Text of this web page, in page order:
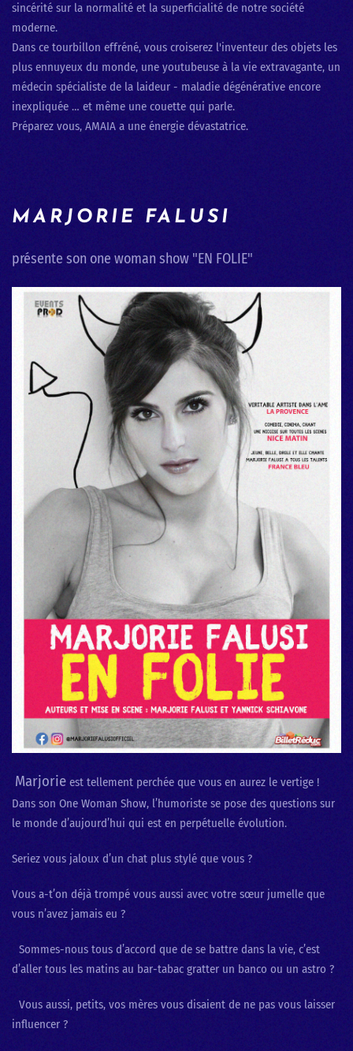
sincérité sur la normalité et la superficialité de notre société
moderne.
Dans ce tourbillon effréné, vous croiserez l'inventeur des objets les
plus ennuyeux du monde, une youtubeuse à la vie extravagante, un
médecin spécialiste de la laideur - maladie dégénérative encore
inexpliquée … et même une couette qui parle.
Préparez vous, AMAIA a une énergie dévastatrice.
MARJORIE FALUSI
présente son one woman show "EN FOLIE"
Marjorie est tellement perchée que vous en aurez le vertige !
Dans son One Woman Show, l’humoriste se pose des questions sur
le monde d’aujourd’hui qui est en perpétuelle évolution.
Seriez vous jaloux d’un chat plus stylé que vous ?
Vous a-t’on déjà trompé vous aussi avec votre sœur jumelle que
vous n’avez jamais eu ?
Sommes-nous tous d’accord que de se battre dans la vie, c’est
d’aller tous les matins au bar-tabac gratter un banco ou un astro ?
Vous aussi, petits, vos mères vous disaient de ne pas vous laisser
influencer ?